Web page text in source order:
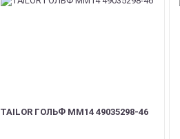
TAILOR ГОЛЬФ ММ14 49035298-46